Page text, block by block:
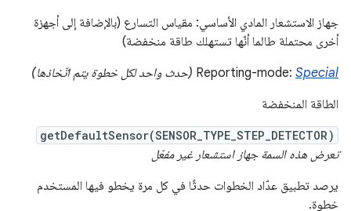
جهاز الاستشعار المادي الأساسي: مقياس التسارع (بالإضافة إلى أجهزة
أخرى محتملة طالما أنّها تستهلك طاقة منخفضة)
Reporting-mode: Special
(حدث واحد لكل خطوة يتم اتّخاذها)
الطاقة المنخفضة
getDefaultSensor(SENSOR_TYPE_STEP_DETECTOR)
تعرض هذه السمة جهاز استشعار غير مفعّل
يرصد تطبيق عدّاد الخطوات حدثًا في كل مرة يخطو فيها المستخدم
خطوة.